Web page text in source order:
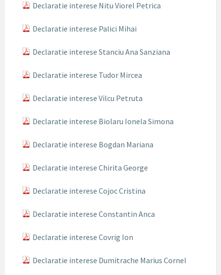
Declaratie interese Nitu Viorel Petrica
Declaratie interese Palici Mihai
Declaratie interese Stanciu Ana Sanziana
Declaratie interese Tudor Mircea
Declaratie interese Vilcu Petruta
Declaratie interese Biolaru Ionela Simona
Declaratie interese Bogdan Mariana
Declaratie interese Chirita George
Declaratie interese Cojoc Cristina
Declaratie interese Constantin Anca
Declaratie interese Covrig Ion
Declaratie interese Dumitrache Marius Cornel